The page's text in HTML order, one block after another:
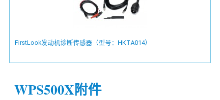
FirstLook发动机诊断传感器（型号：HKTA014）
WPS500X附件